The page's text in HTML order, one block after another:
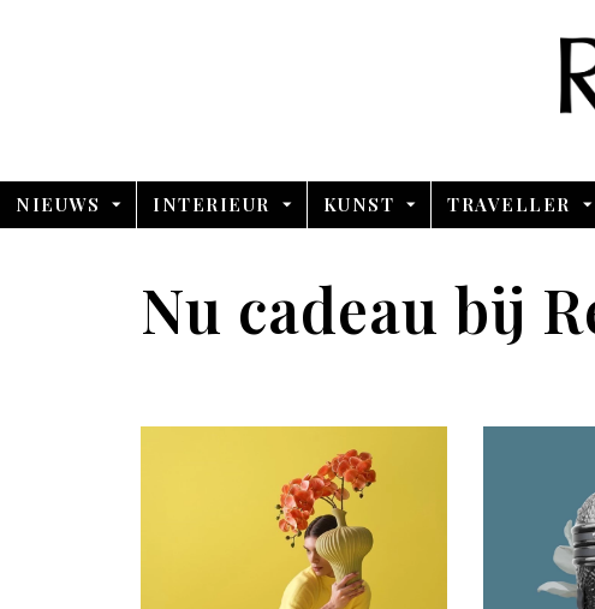
NIEUWS INTERIEUR KUNST TRAVELLER
Nu cadeau bij